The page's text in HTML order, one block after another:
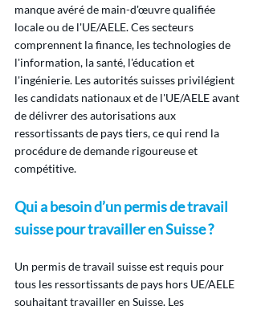
manque avéré de main-d'œuvre qualifiée
locale ou de l'UE/AELE. Ces secteurs
comprennent la finance, les technologies de
l'information, la santé, l'éducation et
l'ingénierie. Les autorités suisses privilégient
les candidats nationaux et de l'UE/AELE avant
de délivrer des autorisations aux
ressortissants de pays tiers, ce qui rend la
procédure de demande rigoureuse et
compétitive.
Qui a besoin d’un permis de travail
suisse pour travailler en Suisse ?
Un permis de travail suisse est requis pour
tous les ressortissants de pays hors UE/AELE
souhaitant travailler en Suisse. Les